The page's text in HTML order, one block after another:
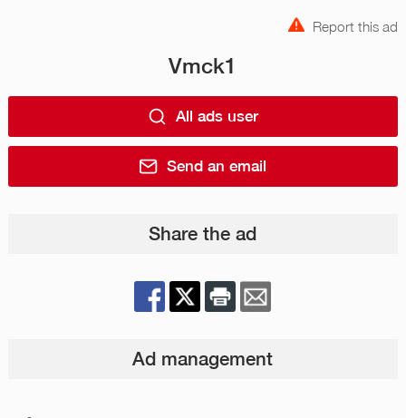
Report this ad
Vmck1
All ads user
Send an email
Share the ad
Ad management